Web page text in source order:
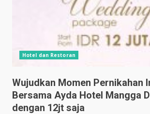
Hotel dan Restoran
Wujudkan Momen Pernikahan
Bersama Ayda Hotel Mangga
dengan 12jt saja